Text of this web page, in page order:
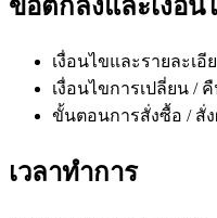
ข้อตกลงและเงื่อน
เงื่อนไขและรายละเ
เงื่อนไขการเปลี่ยน /
ขั้นตอนการสั่งซื้อ / สั่
เวลาทำการ